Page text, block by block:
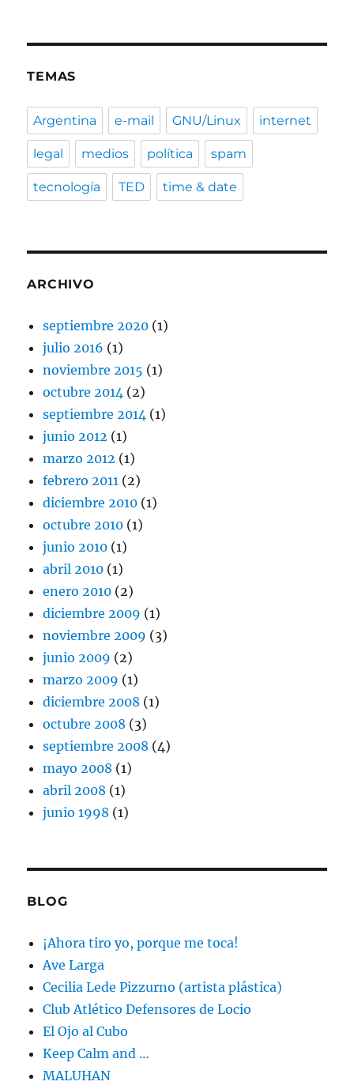
TEMAS
Argentina e-mail GNU/Linux internet
legal medios política spam
tecnología TED time & date
ARCHIVO
septiembre 2020 (1)
julio 2016 (1)
noviembre 2015 (1)
octubre 2014 (2)
septiembre 2014 (1)
junio 2012 (1)
marzo 2012 (1)
febrero 2011 (2)
diciembre 2010 (1)
octubre 2010 (1)
junio 2010 (1)
abril 2010 (1)
enero 2010 (2)
diciembre 2009 (1)
noviembre 2009 (3)
junio 2009 (2)
marzo 2009 (1)
diciembre 2008 (1)
octubre 2008 (3)
septiembre 2008 (4)
mayo 2008 (1)
abril 2008 (1)
junio 1998 (1)
BLOG
¡Ahora tiro yo, porque me toca!
Ave Larga
Cecilia Lede Pizzurno (artista plástica)
Club Atlético Defensores de Locio
El Ojo al Cubo
Keep Calm and …
MALUHAN